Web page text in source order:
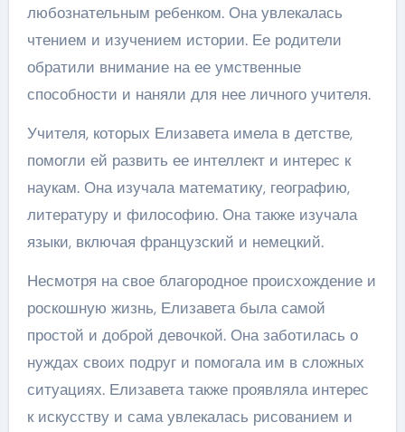
любознательным ребенком. Она увлекалась
чтением и изучением истории. Ее родители
обратили внимание на ее умственные
способности и наняли для нее личного учителя.
Учителя, которых Елизавета имела в детстве,
помогли ей развить ее интеллект и интерес к
наукам. Она изучала математику, географию,
литературу и философию. Она также изучала
языки, включая французский и немецкий.
Несмотря на свое благородное происхождение и
роскошную жизнь, Елизавета была самой
простой и доброй девочкой. Она заботилась о
нуждах своих подруг и помогала им в сложных
ситуациях. Елизавета также проявляла интерес
к искусству и сама увлекалась рисованием и